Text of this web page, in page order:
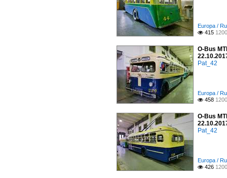
Europa /
 415
O-Bus
Pat_42
Europa /
 458
O-Bus
Pat_42
Europa /
 426